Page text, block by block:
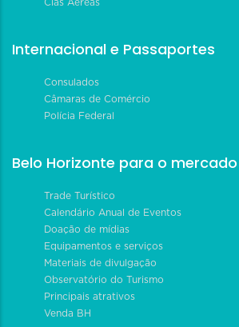
Cias Aéreas
Internacional e Passaportes
Consulados
Câmaras de Comércio
Polícia Federal
Belo Horizonte para o mercado
Trade Turístico
Calendário Anual de Eventos
Doação de mídias
Equipamentos e serviços
Materiais de divulgação
Observatório do Turismo
Principais atrativos
Venda BH